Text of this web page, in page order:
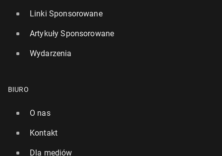
Linki Sponsorowane
Artykuły Sponsorowane
Wydarzenia
BIURO
O nas
Kontakt
Dla mediów